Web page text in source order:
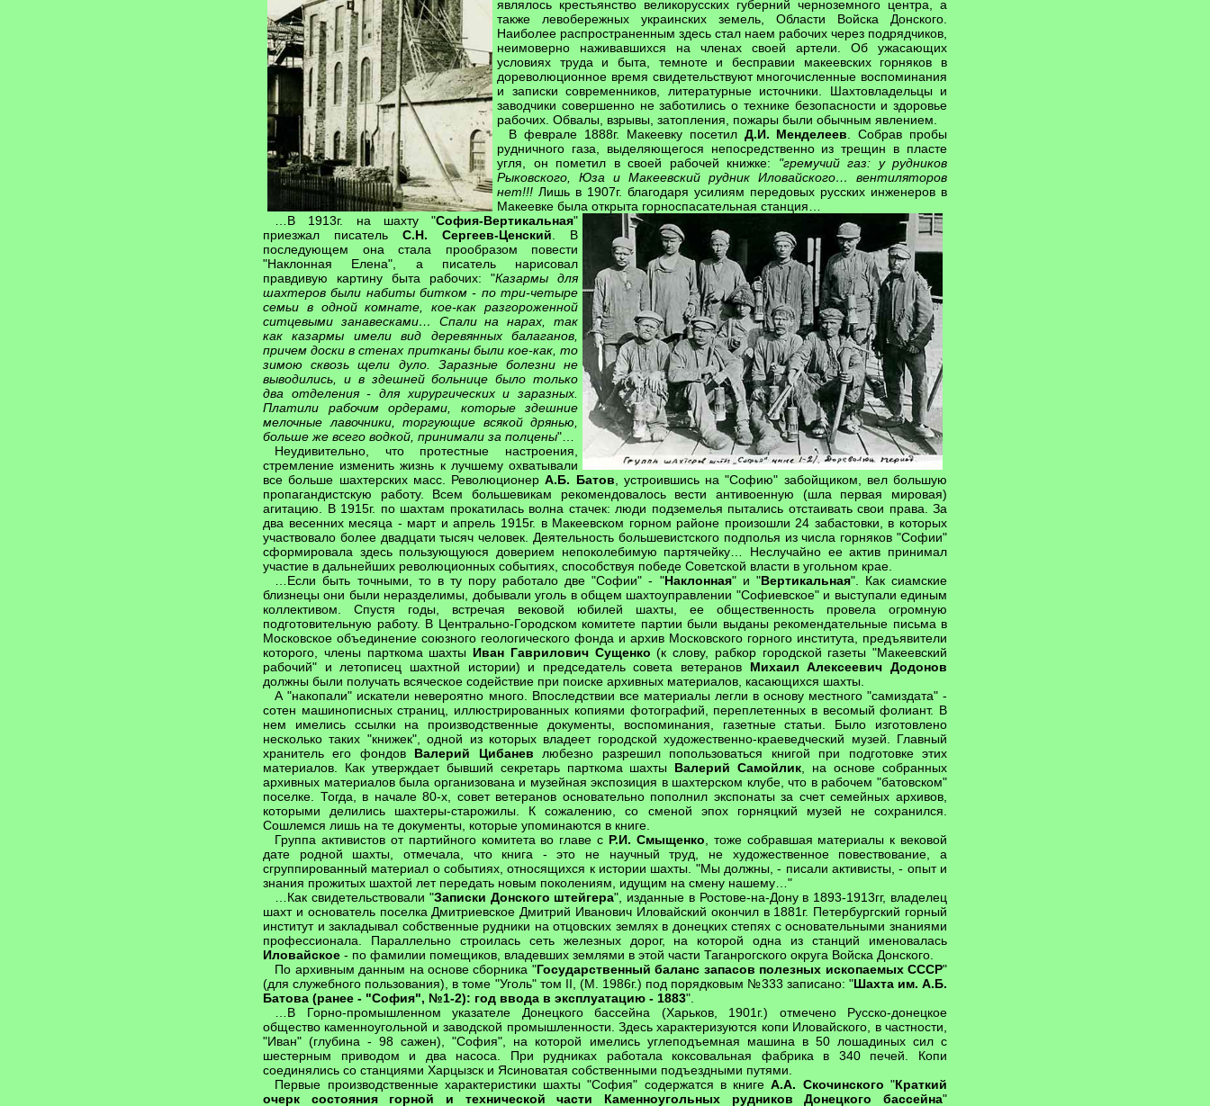
являлось крестьянство великорусских губерний черноземного центра, а
также левобережных украинских земель, Области Войска Донского.
Наиболее распространенным здесь стал наем рабочих через подрядчиков,
неимоверно наживавшихся на членах своей артели. Об ужасающих
условиях труда и быта, темноте и бесправии макеевских горняков в
дореволюционное время свидетельствуют многочисленные воспоминания
и записки современников, литературные источники. Шахтовладельцы и
заводчики совершенно не заботились о технике безопасности и здоровье
рабочих. Обвалы, взрывы, затопления, пожары были обычным явлением.
В феврале 1888г. Макеевку посетил Д.И. Менделеев . Собрав пробы
рудничного газа, выделяющегося непосредственно из трещин в пласте
угля, он пометил в своей рабочей книжке: "гремучий газ: у рудников
Рыковского, Юза и Макеевский рудник Иловайского… вентиляторов
нет!!! Лишь в 1907г. благодаря усилиям передовых русских инженеров в
Макеевке была открыта горноспасательная станция…
…В 1913г. на шахту "София-Вертикальная"
приезжал писатель С.Н. Сергеев-Ценский . В
последующем она стала прообразом повести
"Наклонная Елена", а писатель нарисовал
правдивую картину быта рабочих: "Казармы для
шахтеров были набиты битком - по три-четыре
семьи в одной комнате, кое-как разгороженной
ситцевыми занавесками… Спали на нарах, так
как казармы имели вид деревянных балаганов,
причем доски в стенах притканы были кое-как, то
зимою сквозь щели дуло. Заразные болезни не
выводились, и в здешней больнице было только
два отделения - для хирургических и заразных.
Платили рабочим ордерами, которые здешние
мелочные лавочники, торгующие всякой дрянью,
больше же всего водкой, принимали за полцены"…
Неудивительно, что протестные настроения,
стремление изменить жизнь к лучшему охватывали
все больше шахтерских масс. РеволюционерА.Б. Батов , устроившись на "Софию" забойщиком, вел большую
пропагандистскую работу. Всем большевикам рекомендовалось вести антивоенную (шла первая мировая)
агитацию. В 1915г. по шахтам прокатилась волна стачек: люди подземелья пытались отстаивать свои права. За
два весенних месяца - март и апрель 1915г. в Макеевском горном районе произошли 24 забастовки, в которых
участвовало более двадцати тысяч человек. Деятельность большевистского подполья из числа горняков "Софии"
сформировала здесь пользующуюся доверием непоколебимую партячейку… Неслучайно ее актив принимал
участие в дальнейших революционных событиях, способствуя победе Советской власти в угольном крае.
…Если быть точными, то в ту пору работало две "Софии" - "Наклонная" и "Вертикальная". Как сиамские
близнецы они были неразделимы, добывали уголь в общем шахтоуправлении "Софиевское" и выступали единым
коллективом. Спустя годы, встречая вековой юбилей шахты, ее общественность провела огромную
подготовительную работу. В Центрально-Городском комитете партии были выданы рекомендательные письма в
Московское объединение союзного геологического фонда и архив Московского горного института, предъявители
которого, члены парткома шахты Иван Гаврилович Сущенко (к слову, рабкор городской газеты "Макеевский
рабочий" и летописец шахтной истории) и председатель совета ветеранов Михаил Алексеевич Додонов
должны были получать всяческое содействие при поиске архивных материалов, касающихся шахты.
А "накопали" искатели невероятно много. Впоследствии все материалы легли в основу местного "самиздата" -
сотен машинописных страниц, иллюстрированных копиями фотографий, переплетенных в весомый фолиант. В
нем имелись ссылки на производственные документы, воспоминания, газетные статьи. Было изготовлено
несколько таких "книжек", одной из которых владеет городской художественно-краеведческий музей. Главный
хранитель его фондов Валерий Цибанев любезно разрешил попользоваться книгой при подготовке этих
материалов. Как утверждает бывший секретарь парткома шахты Валерий Самойлик , на основе собранных
архивных материалов была организована и музейная экспозиция в шахтерском клубе, что в рабочем "батовском"
поселке. Тогда, в начале 80-х, совет ветеранов основательно пополнил экспонаты за счет семейных архивов,
которыми делились шахтеры-старожилы. К сожалению, со сменой эпох горняцкий музей не сохранился.
Сошлемся лишь на те документы, которые упоминаются в книге.
Группа активистов от партийного комитета во главе с Р.И. Смыщенко , тоже собравшая материалы к вековой
дате родной шахты, отмечала, что книга - это не научный труд, не художественное повествование, а
сгруппированный материал о событиях, относящихся к истории шахты. "Мы должны, - писали активисты, - опыт и
знания прожитых шахтой лет передать новым поколениям, идущим на смену нашему…"
…Как свидетельствовали "Записки Донского штейгера", изданные в Ростове-на-Дону в 1893-1913гг, владелец
шахт и основатель поселка Дмитриевское Дмитрий Иванович Иловайский окончил в 1881г. Петербургский горный
институт и закладывал собственные рудники на отцовских землях в донецких степях с основательными знаниями
профессионала. Параллельно строилась сеть железных дорог, на которой одна из станций именовалась
Иловайское - по фамилии помещиков, владевших землями в этой части Таганрогского округа Войска Донского.
По архивным данным на основе сборника "Государственный баланс запасов полезных ископаемых СССР"
(для служебного пользования), в томе "Уголь" том II, (М. 1986г.) под порядковым №333 записано: "Шахта им. А.Б.
Батова (ранее - "София", №1-2): год ввода в эксплуатацию - 1883".
…В Горно-промышленном указателе Донецкого бассейна (Харьков, 1901г.) отмечено Русско-донецкое
общество каменноугольной и заводской промышленности. Здесь характеризуются копи Иловайского, в частности,
"Иван" (глубина - 98 сажен), "София", на которой имелись углеподъемная машина в 50 лошадиных сил с
шестерным приводом и два насоса. При рудниках работала коксовальная фабрика в 340 печей. Копи
соединялись со станциями Харцызск и Ясиноватая собственными подъездными путями.
Первые производственные характеристики шахты "София" содержатся в книгеА.А. Скочинского "Краткий
очерк состояния горной и технической части Каменноугольных рудников Донецкого бассейна"